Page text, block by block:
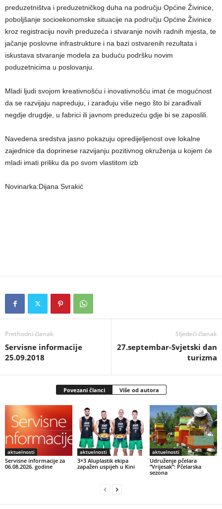
preduzetništva i preduzetničkog duha na području Općine Živinice,
poboljšanje socioekonomske situacije na području Općine Živinice
kroz registraciju novih preduzeća i stvaranje novih radnih mjesta, te
jačanje poslovne infrastrukture i na bazi ostvarenih rezultata i
iskustava stvaranje modela za buduću podršku novim
poduzetnicima u poslovanju.
Mladi ljudi svojom kreativnošću i inovativnošću imat će mogućnost
da se razvijaju napreduju, i zarađuju više nego što bi zarađivali
negdje drugdje, u fabrici ili javnom preduzeću gdje bi se zaposlili.
Navedena sredstva jasno pokazuju opredijeljenost ove lokalne
zajednice da doprinese razvijanju pozitivnog okruženja u kojem će
mladi imati priliku da po svom vlastitom izb
Novinarka:Dijana Svrakić
Prethodni članak
Servisne informacije
25.09.2018
Sljedeći članak
27.septembar-Svjetski dan
turizma
Povezani članci Više od autora
aktuelnosti
Servisne informacije za
06.08.2026. godine
aktuelnosti
3×3 Aluplastik ekipa
zapažen uspijeh u Kini
aktuelnosti
Udruženje pčelara
“Vrijesak”: Pčelarska
sezona